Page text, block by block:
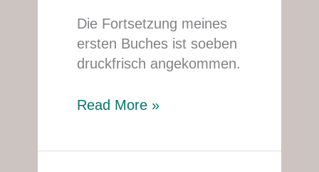
Die Fortsetzung meines
ersten Buches ist soeben
druckfrisch angekommen.
Read More »